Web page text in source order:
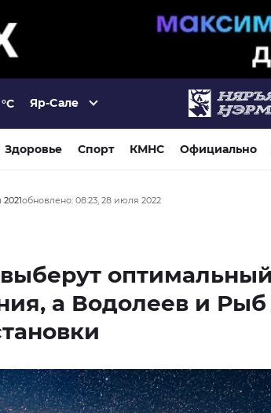
°C Яр-Сале
Здоровье Спорт КМНС Официально
2021обновлено: 08:23, 28 июля 2022
а Водолеев и